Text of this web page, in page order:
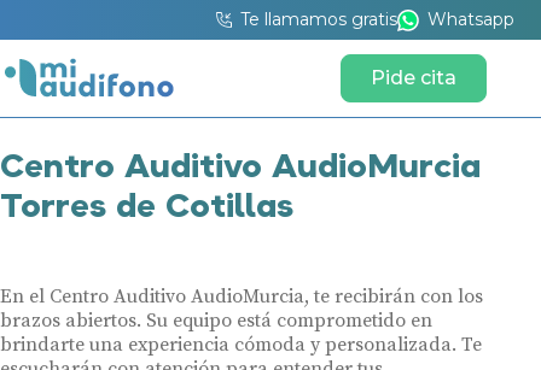
Te llamamos gratis Whatsapp
Pide cita
Centro Auditivo AudioMurcia
Torres de Cotillas
En el Centro Auditivo AudioMurcia, te recibirán con los
brazos abiertos. Su equipo está comprometido en
brindarte una experiencia cómoda y personalizada. Te